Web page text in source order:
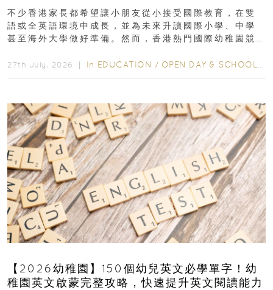
不少香港家長都希望讓小朋友從小接受國際教育，在雙
語或全英語環境中成長，並為未來升讀國際小學、中學
甚至海外大學做好準備。然而，香港熱門國際幼稚園競
27th July, 2026 ｜ In EDUCATION / OPEN DAY & SCHOOL EVENTS
【2026幼稚園】150個幼兒英文必學單字！幼
稚園英文啟蒙完整攻略，快速提升英文閱讀能力